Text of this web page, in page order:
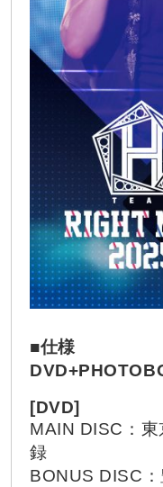
■仕様
[DVD]
MAIN DISC：東
録
BONUS DISC